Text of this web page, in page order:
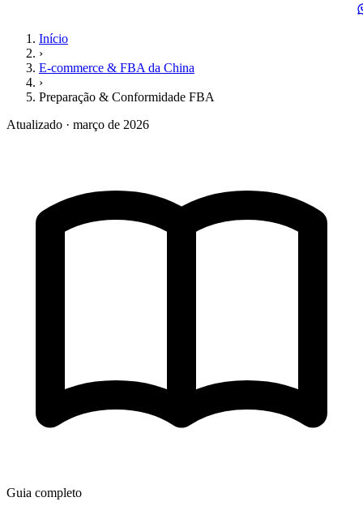
Início
›
E-commerce & FBA da China
›
Preparação & Conformidade FBA
Atualizado · março de 2026
Guia completo